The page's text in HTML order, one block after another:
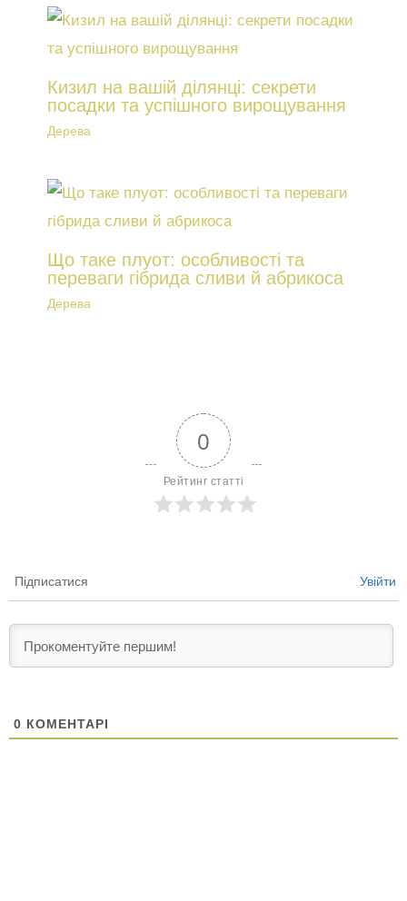
Кизил на вашій ділянці: секрети
посадки та успішного вирощування
Дерева
Що таке плуот: особливості та
переваги гібрида сливи й абрикоса
Дерева
0
Рейтинг статті
Підписатися Увійти
0 КОМЕНТАРІ